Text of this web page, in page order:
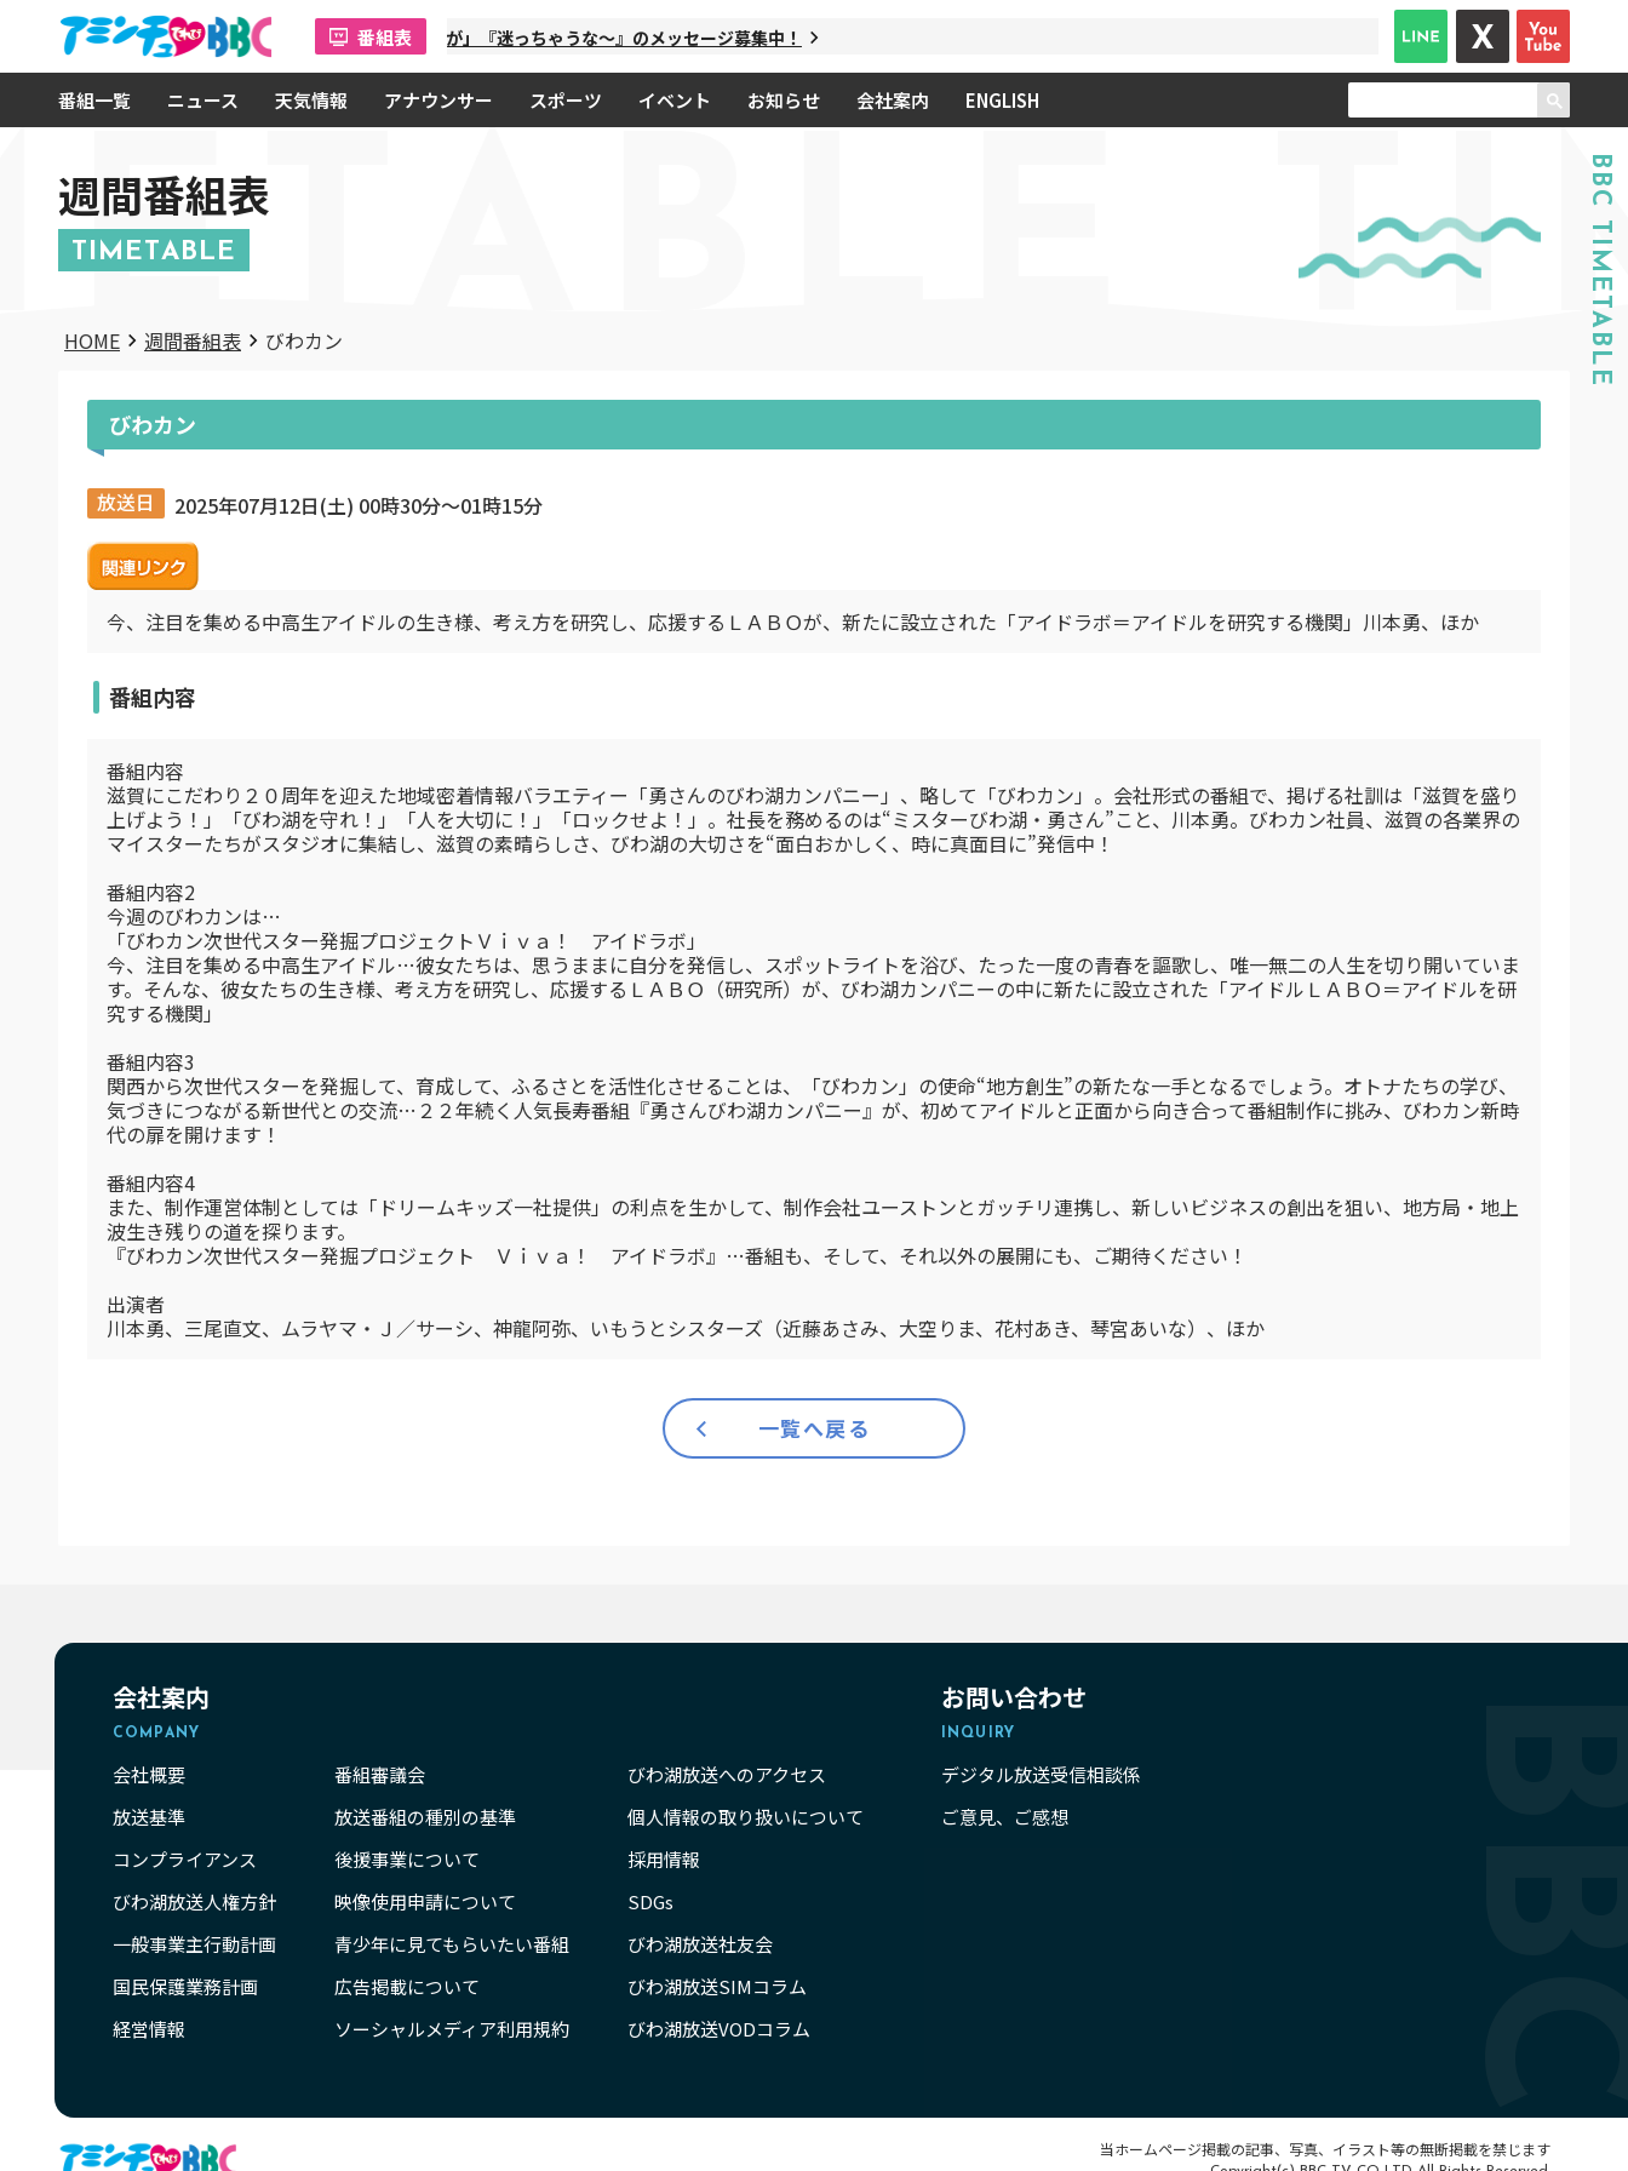
番組表
番組一覧 ニュース 天気情報 アナウンサー スポーツ イベント お知らせ 会社案内 ENGLISH
「金曜オモロしが」『迷っちゃうな～』のメッセージ募集中！
週間番組表
TIMETABLE BBC TIMETABLE
HOME 週間番組表 びわカン
びわカン
放送日 2025年07月12日(土) 00時30分〜01時15分
今、注目を集める中高生アイドルの生き様、考え方を研究し、応援するＬＡＢＯが、新たに設立された「アイドラボ＝アイドルを研究する機関」川本勇、ほか
番組内容
番組内容
滋賀にこだわり２０周年を迎えた地域密着情報バラエティー「勇さんのびわ湖カンパニー」、略して「びわカン」。会社形式の番組で、掲げる社訓は「滋賀を盛り
上げよう！」「びわ湖を守れ！」「人を大切に！」「ロックせよ！」。社長を務めるのは“ミスターびわ湖・勇さん”こと、川本勇。びわカン社員、滋賀の各業界の
マイスターたちがスタジオに集結し、滋賀の素晴らしさ、びわ湖の大切さを“面白おかしく、時に真面目に”発信中！
番組内容2
今週のびわカンは…
「びわカン次世代スター発掘プロジェクトＶｉｖａ！ アイドラボ」
今、注目を集める中高生アイドル…彼女たちは、思うままに自分を発信し、スポットライトを浴び、たった一度の青春を謳歌し、唯一無二の人生を切り開いていま
す。そんな、彼女たちの生き様、考え方を研究し、応援するＬＡＢＯ（研究所）が、びわ湖カンパニーの中に新たに設立された「アイドルＬＡＢＯ＝アイドルを研
究する機関」
番組内容3
関西から次世代スターを発掘して、育成して、ふるさとを活性化させることは、「びわカン」の使命“地方創生”の新たな一手となるでしょう。オトナたちの学び、
気づきにつながる新世代との交流…２２年続く人気長寿番組『勇さんびわ湖カンパニー』が、初めてアイドルと正面から向き合って番組制作に挑み、びわカン新時
代の扉を開けます！
番組内容4
また、制作運営体制としては「ドリームキッズ一社提供」の利点を生かして、制作会社ユーストンとガッチリ連携し、新しいビジネスの創出を狙い、地方局・地上
波生き残りの道を探ります。
『びわカン次世代スター発掘プロジェクト Ｖｉｖａ！ アイドラボ』…番組も、そして、それ以外の展開にも、ご期待ください！
出演者
川本勇、三尾直文、ムラヤマ・Ｊ／サーシ、神龍阿弥、いもうとシスターズ（近藤あさみ、大空りま、花村あき、琴宮あいな）、ほか
一覧へ戻る
会社案内
COMPANY
会社概要
放送基準
コンプライアンス
びわ湖放送人権方針
一般事業主行動計画
国民保護業務計画
経営情報
番組審議会
放送番組の種別の基準
後援事業について
映像使用申請について
青少年に見てもらいたい番組
広告掲載について
ソーシャルメディア利用規約
びわ湖放送へのアクセス
個人情報の取り扱いについて
採用情報
SDGs
びわ湖放送社友会
びわ湖放送SIMコラム
びわ湖放送VODコラム
お問い合わせ
INQUIRY
デジタル放送受信相談係
ご意見、ご感想
当ホームページ掲載の記事、写真、イラスト等の無断掲載を禁じます